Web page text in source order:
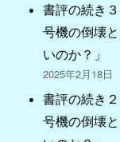
書評の続き
号機の倒壊
いのか？」
2025年2月18日
書評の続き
号機の倒壊